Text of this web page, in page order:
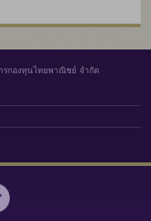
รกองทุนไทยพาณิชย์ จำกัด